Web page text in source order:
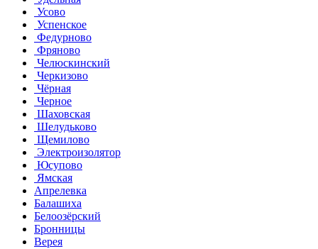
Усово
Успенское
Федурново
Фряново
Челюскинский
Черкизово
Чёрная
Черное
Шаховская
Шелудьково
Щемилово
Электроизолятор
Юсупово
Ямская
Апрелевка
Балашиха
Белоозёрский
Бронницы
Верея